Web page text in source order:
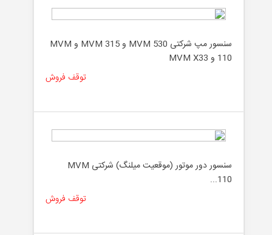
سنسور مپ شرکتی MVM 530 و MVM 315 و MVM
110 و MVM X33
توقف فروش
سنسور دور موتور (موقعیت میلنگ) شرکتی MVM
110...
توقف فروش